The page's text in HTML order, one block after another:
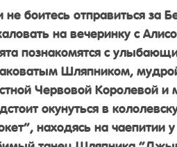
не боитесь отправиться
на вечеринку с
познакомятся с
Шляпником,
Червовой Королевой и
окунуться в
находясь на